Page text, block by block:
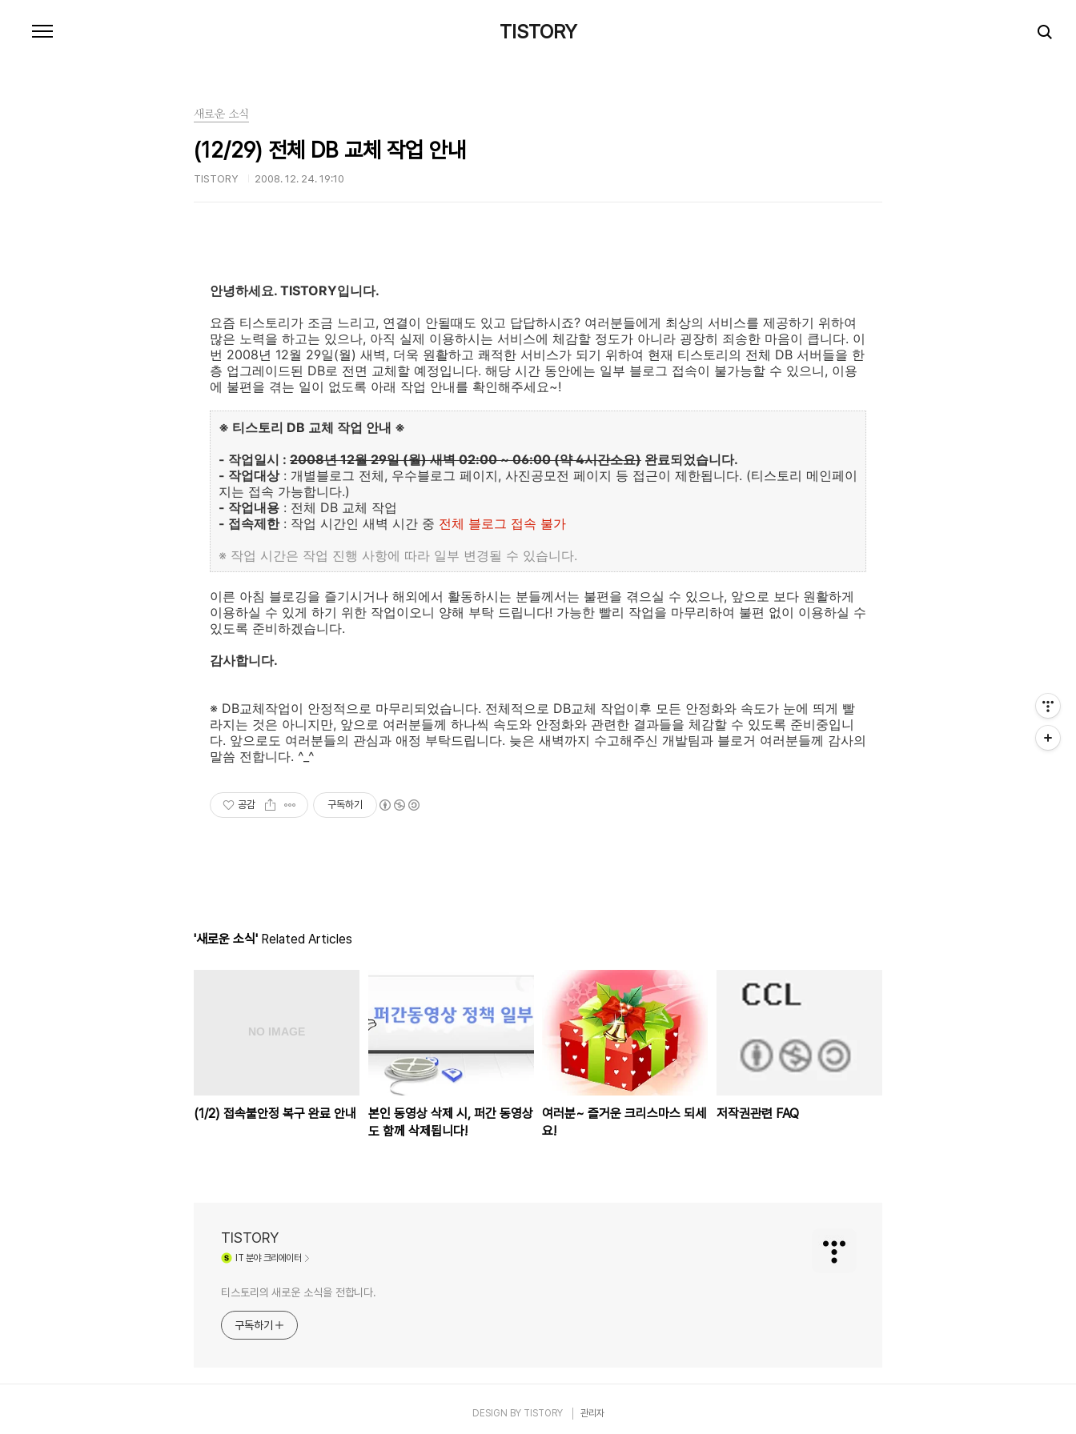
TISTORY
새로운 소식
(12/29) 전체 DB 교체 작업 안내
TISTORY 2008. 12. 24. 19:10
안녕하세요. TISTORY입니다.
요즘 티스토리가 조금 느리고, 연결이 안될때도 있고 답답하시죠? 여러분들에게 최상의 서비스를 제공하기 위하여
많은 노력을 하고는 있으나, 아직 실제 이용하시는 서비스에 체감할 정도가 아니라 굉장히 죄송한 마음이 큽니다. 이
번 2008년 12월 29일(월) 새벽, 더욱 원활하고 쾌적한 서비스가 되기 위하여 현재 티스토리의 전체 DB 서버들을 한
층 업그레이드된 DB로 전면 교체할 예정입니다. 해당 시간 동안에는 일부 블로그 접속이 불가능할 수 있으니, 이용
에 불편을 겪는 일이 없도록 아래 작업 안내를 확인해주세요~!
※ 티스토리 DB 교체 작업 안내 ※
- 작업일시 : 2008년 12월 29일 (월) 새벽 02:00 ~ 06:00 (약 4시간소요) 완료되었습니다.
- 작업대상: 개별블로그 전체, 우수블로그 페이지, 사진공모전 페이지 등 접근이 제한됩니다. (티스토리 메인페이
지는 접속 가능합니다.)
- 작업내용 : 전체 DB 교체 작업
- 접속제한: 작업 시간인 새벽 시간 중 전체 블로그 접속 불가
※ 작업 시간은 작업 진행 사항에 따라 일부 변경될 수 있습니다.
이른 아침 블로깅을 즐기시거나 해외에서 활동하시는 분들께서는 불편을 겪으실 수 있으나, 앞으로 보다 원활하게
이용하실 수 있게 하기 위한 작업이오니 양해 부탁 드립니다! 가능한 빨리 작업을 마무리하여 불편 없이 이용하실 수
있도록 준비하겠습니다.
감사합니다.
※ DB교체작업이 안정적으로 마무리되었습니다. 전체적으로 DB교체 작업이후 모든 안정화와 속도가 눈에 띄게 빨
라지는 것은 아니지만, 앞으로 여러분들께 하나씩 속도와 안정화와 관련한 결과들을 체감할 수 있도록 준비중입니
다. 앞으로도 여러분들의 관심과 애정 부탁드립니다. 늦은 새벽까지 수고해주신 개발팀과 블로거 여러분들께 감사의
말씀 전합니다. ^_^
공감 구독하기
'새로운 소식' Related Articles
(1/2) 접속불안정 복구 완료 안내
본인 동영상 삭제 시, 퍼간 동영상
도 함께 삭제됩니다!
여러분~ 즐거운 크리스마스 되세
요!
저작권관련 FAQ
TISTORY
IT 분야 크리에이터
티스토리의 새로운 소식을 전합니다.
구독하기
DESIGN BY TISTORY 관리자